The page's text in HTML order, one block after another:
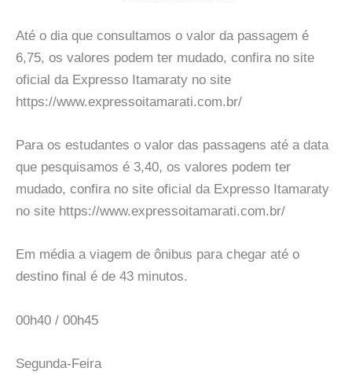
Até o dia que consultamos o valor da passagem é
6,75, os valores podem ter mudado, confira no site
oficial da Expresso Itamaraty no site
https://www.expressoitamarati.com.br/
Para os estudantes o valor das passagens até a data
que pesquisamos é 3,40, os valores podem ter
mudado, confira no site oficial da Expresso Itamaraty
no site https://www.expressoitamarati.com.br/
Em média a viagem de ônibus para chegar até o
destino final é de 43 minutos.
00h40 / 00h45
Segunda-Feira